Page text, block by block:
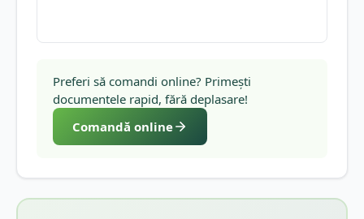
Preferi să comandi online? Primești
documentele rapid, fără deplasare!
Comandă online